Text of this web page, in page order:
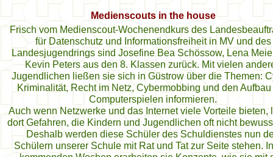
Medienscouts in the house
Frisch vom Medienscout-Wochenendkurs des
für Datenschutz und Informationsfreiheit in MV und des
Landesjugendrings sind Josefine Bea Schössow, Lena
Kevin Peters aus den 8. Klassen zurück. Mit vielen
Jugendlichen ließen sie sich in Güstrow über die Themen:
Kriminalität, Recht im Netz, Cybermobbing und den Aufbau
Computerspielen informieren.
Auch wenn Netzwerke und das Internet viele Vorteile bieten,
dort Gefahren, die Kindern und Jugendlichen oft nicht
Deshalb werden diese Schüler des Schuldienstes nun
Schülern unserer Schule mit Rat und Tat zur Seite stehen.